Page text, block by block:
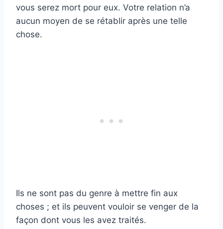
vous serez mort pour eux. Votre relation n’a
aucun moyen de se rétablir après une telle
chose.
Ils ne sont pas du genre à mettre fin aux
choses ; et ils peuvent vouloir se venger de la
façon dont vous les avez traités.